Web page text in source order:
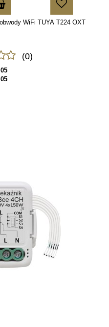
WiFi TUYA T224 OXT
(0)